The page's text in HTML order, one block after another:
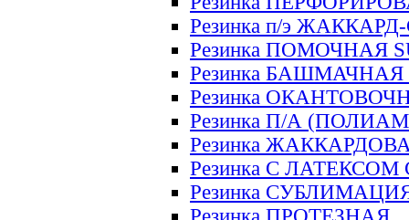
Резинка п/э
Резинка ПОМОЧНАЯ
Резинка БАШМАЧНАЯ
Резинка
Резинка П/А
Резинка
Резинка С ЛАТЕКСОМ
Резинка